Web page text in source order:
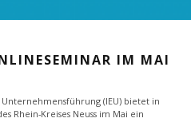
IM MAI
(IEU) bietet in
Rhein-Kreises Neuss im Mai ein